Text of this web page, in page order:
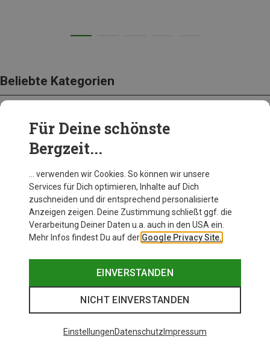
Beliebte Kategorien
BEKLEIDUNG
Für Deine schönste
Bergzeit...
… verwenden wir Cookies. So können wir unsere
Services für Dich optimieren, Inhalte auf Dich
zuschneiden und dir entsprechend personalisierte
Anzeigen zeigen. Deine Zustimmung schließt ggf. die
Verarbeitung Deiner Daten u.a. auch in den USA ein.
Mehr Infos findest Du auf der Google Privacy Site.
EINVERSTANDEN
NICHT EINVERSTANDEN
EinstellungenDatenschutz Impressum